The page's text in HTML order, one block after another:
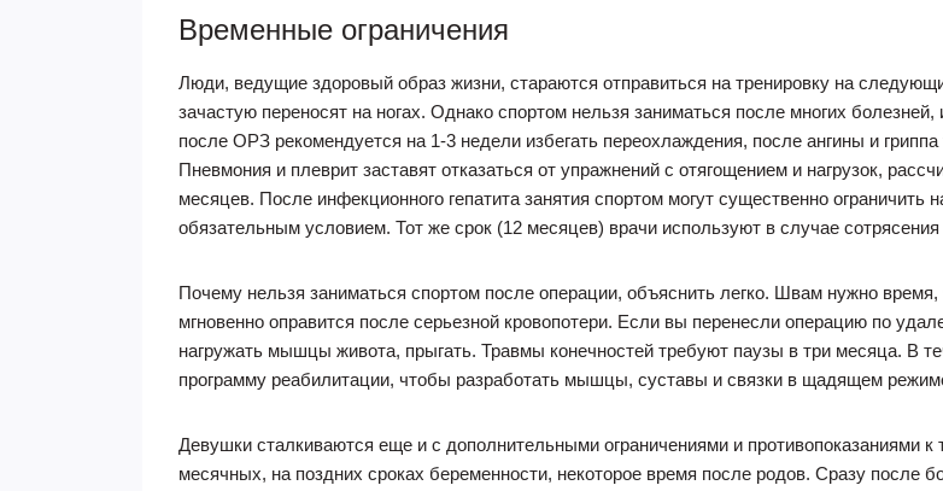
Временные ограничения
Люди, ведущие здоровый образ жизни, стараются отправиться на тренировку на
зачастую переносят на ногах. Однако спортом нельзя заниматься после многих
после ОРЗ рекомендуется на 1-3 недели избегать переохлаждения, после ангины и
Пневмония и плеврит заставят отказаться от упражнений с отягощением и нагрузок,
месяцев. После инфекционного гепатита занятия спортом могут существенно
обязательным условием. Тот же срок (12 месяцев) врачи используют в случае сотрясения
Почему нельзя заниматься спортом после операции, объяснить легко. Швам нужно
мгновенно оправится после серьезной кровопотери. Если вы перенесли операцию по
нагружать мышцы живота, прыгать. Травмы конечностей требуют паузы в три месяца. В
программу реабилитации, чтобы разработать мышцы, суставы и связки в щадящем
Девушки сталкиваются еще и с дополнительными ограничениями и противопоказаниями
месячных, на поздних сроках беременности, некоторое время после родов. Сразу после